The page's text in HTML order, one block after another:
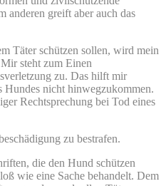
anderen greift aber auch das
Täter schützen sollen, wird mein
steht zum Einen
zu. Das hilft mir
Hundes nicht hinwegzukommen.
Rechtsprechung bei Tod eines
zu bestrafen.
die den Hund schützen
wie eine Sache behandelt. Dem